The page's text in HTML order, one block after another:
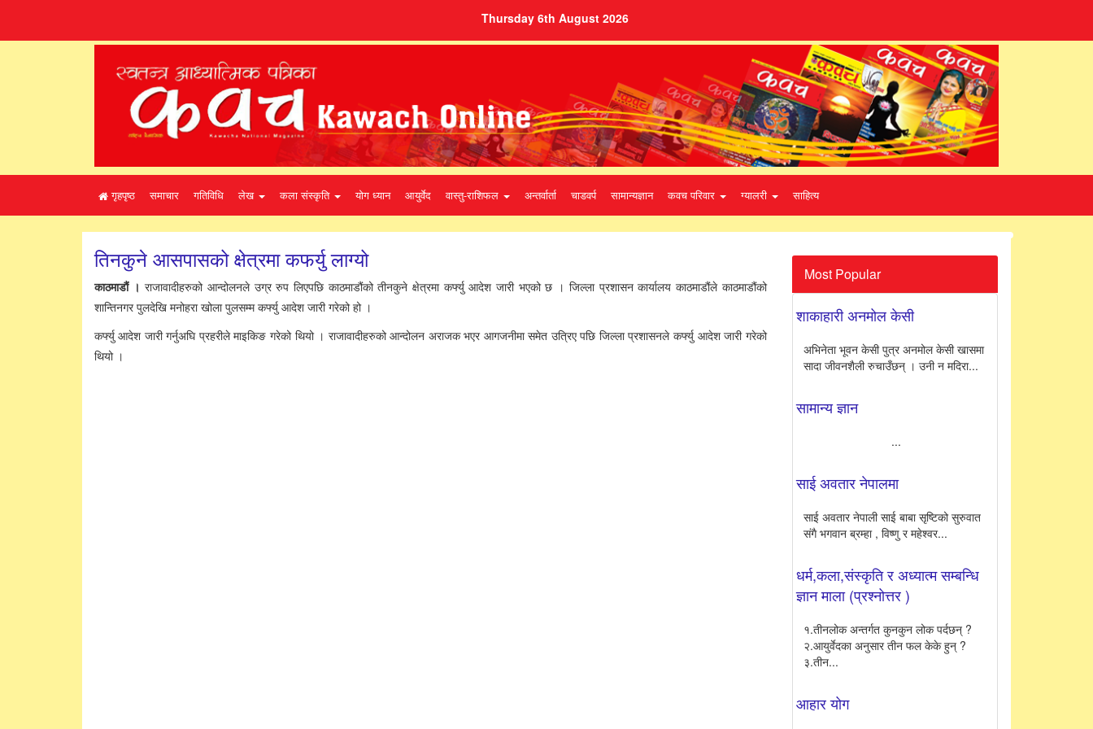
Thursday 6th August 2026
गृहपृष्ठ समाचार गतिविधि लेख कला संस्कृति योग ध्यान आयुर्वेद वास्तु-राशिफल अन्तर्वार्ता चाडवर्प सामान्यज्ञान कवच परिवार ग्यालरी साहित्य
तिनकुने आसपासको क्षेत्रमा कफर्यु लाग्यो
काठमाडौं । राजावादीहरुको आन्दोलनले उग्र रुप लिएपछि काठमाडौंको तीनकुने क्षेत्रमा कर्फ्यु आदेश जारी भएको छ । जिल्ला प्रशासन कार्यालय काठमाडौंले काठमाडौंको
शान्तिनगर पुलदेखि मनोहरा खोला पुलसम्म कर्फ्यु आदेश जारी गरेको हो ।
कर्फ्यु आदेश जारी गर्नुअघि प्रहरीले माइकिङ गरेको थियो । राजावादीहरुको आन्दोलन अराजक भएर आगजनीमा समेत उत्रिए पछि जिल्ला प्रशासनले कर्फ्यु आदेश जारी गरेको
थियो ।
Most Popular
शाकाहारी अनमोल केसी
अभिनेता भूवन केसी पुत्र अनमोल केसी खासमा
सादा जीवनशैली रुचाउँछन् । उनी न मदिरा...
सामान्य ज्ञान
...
साई अवतार नेपालमा
साई अवतार नेपाली साई बाबा सृष्टिको सुरुवात
संगै भगवान ब्रम्हा , विष्णु र महेश्वर...
धर्म,कला,संस्कृति र अध्यात्म सम्बन्धि
ज्ञान माला (प्रश्नोत्तर )
१.तीनलोक अन्तर्गत कुनकुन लोक पर्दछन् ?
२.आयुर्वेदका अनुसार तीन फल केके हुन् ?
३.तीन...
आहार योग